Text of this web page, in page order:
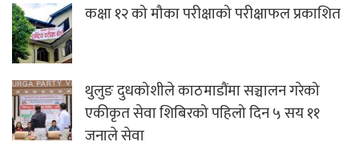
कक्षा १२ को मौका परीक्षाको परीक्षाफल प्रकाशित
थुलुङ दुधकोशीले काठमाडौंमा सञ्चालन गरेको
एकीकृत सेवा शिबिरको पहिलो दिन ५ सय ११
जनाले सेवा